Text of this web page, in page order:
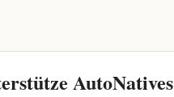
AutoNatives